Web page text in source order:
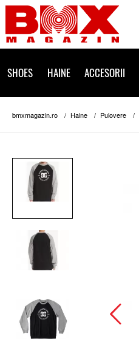
SHOES HAINE ACCESORII
bmxmagazin.ro Haine Pulovere